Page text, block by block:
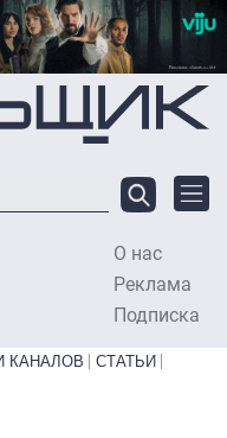
О нас
Реклама
Подписка
КАНАЛОВ
СТАТЬИ